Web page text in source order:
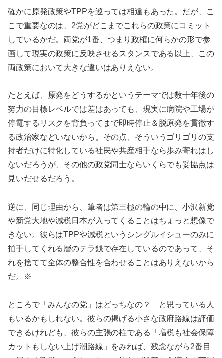
確かに原発政策やTPPを巡っては相違もあった。だが、こ
こで重要なのは、2党がどこまでこれらの政策にコミット
しているかだ。両党が1番、つまり政権に何らかの形で参
画して現実の政策に反映させるスタンスである以上、この
両政策において大きな違いはありえない。
たとえば、原発をどうするかというテーマでは数十年後の
努力の目標レベルでは差はあっても、現実に病院や工場が
停電するリスクを背負ってまで即時停止＆脱原発を貫徹す
る政治家などいないから。その点、そういうゴリゴリの支
持者だけに特化している社民や共産相手なら歩み寄れはし
ないだろうが、その他の政党同士ならいくらでも妥協点は
見いだせるだろう。
逆に、同じ理由から、筆者は第三極の輪の中に、小沢新党
や新党大地や減税日本が入ってくることはちょっと想像で
きない。彼らはTPPや減税というシングルイシューのみに
拍手してくれる層のテラ銭で存在しているのであって、そ
れを捨てて全体の整合性を合わせることはありえないから
だ。※
ところで「みんなの党」はどっちなの？ と思っている人
もいるかもしれない。彼らの掲げる小さな政府路線は評価
できるけれども、彼らの主張の柱である「増税も社会保障
カットもしない上げ潮路線」をみれば、残念ながら2番目